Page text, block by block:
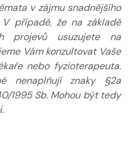
v zájmu snadnějšího
V případě, že na základě
projevů usuzujete na
Vám konzultovat Vaše
nebo fyzioterapeuta.
nenaplňují znaky §2a
1995 Sb. Mohou být tedy